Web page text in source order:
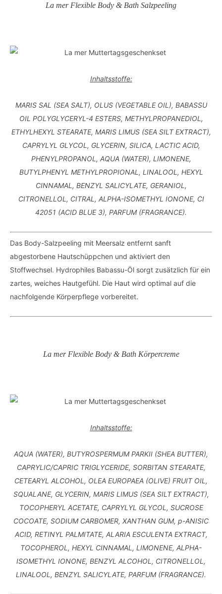
La mer Flexible Body & Bath Salzpeeling
Inhaltsstoffe:
MARIS SAL (SEA SALT), OLUS (VEGETABLE OIL), BABASSU
OIL POLYGLYCERYL-4 ESTERS, METHYLPROPANEDIOL,
ETHYLHEXYL STEARATE, MARIS LIMUS (SEA SILT EXTRACT),
CAPRYLYL GLYCOL, GLYCERIN, SILICA, LACTIC ACID,
PHENYLPROPANOL, AQUA (WATER), LIMONENE,
BUTYLPHENYL METHYLPROPIONAL, LINALOOL, HEXYL
CINNAMAL, BENZYL SALICYLATE, GERANIOL,
CITRONELLOL, CITRAL, ALPHA-ISOMETHYL IONONE, CI
42051 (ACID BLUE 3), PARFUM (FRAGRANCE).
Das Body-Salzpeeling mit Meersalz entfernt sanft
abgestorbene Hautschüppchen und aktiviert den
Stoffwechsel. Hydrophiles Babassu-Öl sorgt zusätzlich für ein
zartes, weiches Hautgefühl. Die Haut wird optimal auf die
nachfolgende Körperpflege vorbereitet.
La mer Flexible Body & Bath Körpercreme
Inhaltsstoffe:
AQUA (WATER), BUTYROSPERMUM PARKII (SHEA BUTTER),
CAPRYLIC/CAPRIC TRIGLYCERIDE, SORBITAN STEARATE,
CETEARYL ALCOHOL, OLEA EUROPAEA (OLIVE) FRUIT OIL,
SQUALANE, GLYCERIN, MARIS LIMUS (SEA SILT EXTRACT),
TOCOPHERYL ACETATE, CAPRYLYL GLYCOL, SUCROSE
COCOATE, SODIUM CARBOMER, XANTHAN GUM, p-ANISIC
ACID, RETINYL PALMITATE, ALARIA ESCULENTA EXTRACT,
TOCOPHEROL, HEXYL CINNAMAL, LIMONENE, ALPHA-
ISOMETHYL IONONE, BENZYL ALCOHOL, CITRONELLOL,
LINALOOL, BENZYL SALICYLATE, PARFUM (FRAGRANCE).